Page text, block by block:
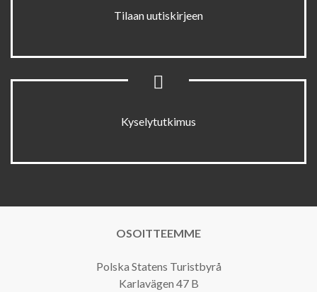
Tilaan uutiskirjeen
Kyselytutkimus
OSOITTEEMME
Polska Statens Turistbyrå
Karlavägen 47 B